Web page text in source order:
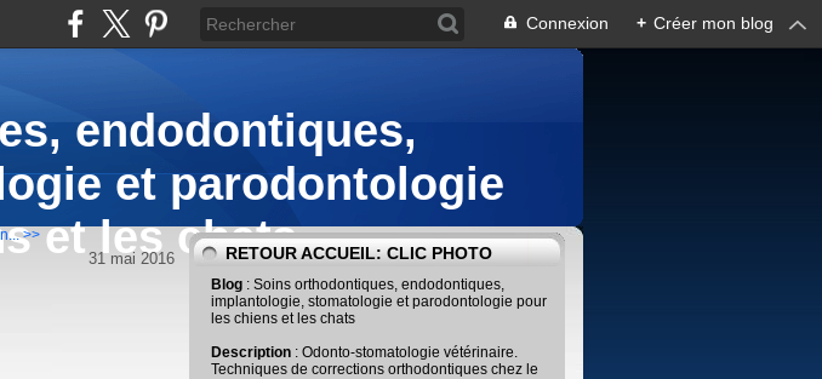
Connexion + Créer mon blog
endodontiques,
et parodontologie
et les chats
>>
31 mai 2016 RETOUR ACCUEIL: CLIC PHOTO
Blog : Soins orthodontiques, endodontiques,
implantologie, stomatologie et parodontologie pour
les chiens et les chats
Description : Odonto-stomatologie vétérinaire.
Techniques de corrections orthodontiques chez le